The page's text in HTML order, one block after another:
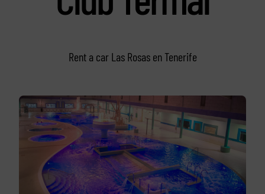
Rent a car Las Rosas en Tenerife